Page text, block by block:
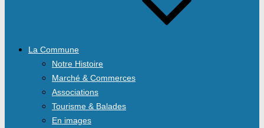
La Commune
Notre Histoire
Marché & Commerces
Associations
Tourisme & Balades
En images